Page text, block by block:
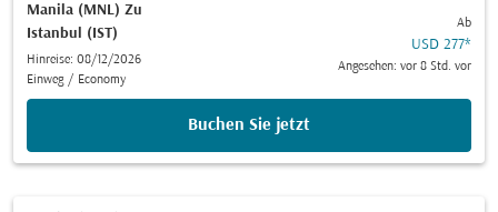
Manila (MNL) Zu
Istanbul (IST)
Hinreise: 08/12/2026
Einweg / Economy
Ab
USD 277*
Angesehen: vor 8 Std. vor
Buchen Sie jetzt